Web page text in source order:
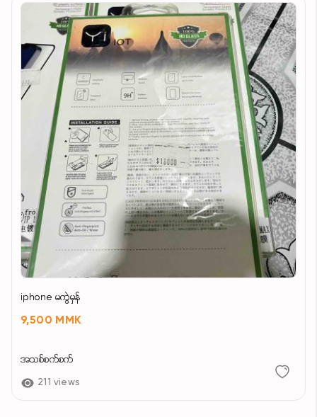
iphone မကွဲမှန်
9,500 MMK
အသစ်စက်စက်
211 views